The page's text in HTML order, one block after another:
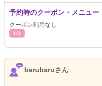
予約時のクーポン・メニュー
クーポン利用なし
ﾈｲﾙ
barubaruさん